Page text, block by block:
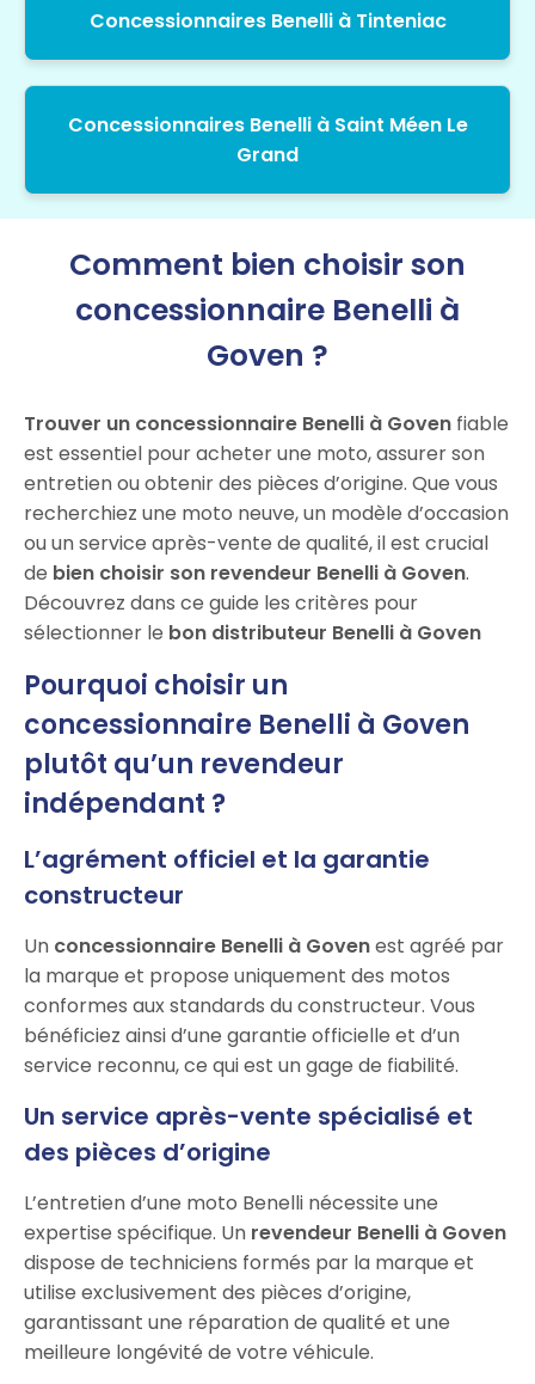
Concessionnaires Benelli à Tinteniac
Concessionnaires Benelli à Saint Méen Le
Grand
Comment bien choisir son
concessionnaire Benelli à
Goven ?
Trouver un concessionnaire Benelli à Goven fiable
est essentiel pour acheter une moto, assurer son
entretien ou obtenir des pièces d’origine. Que vous
recherchiez une moto neuve, un modèle d’occasion
ou un service après-vente de qualité, il est crucial
de bien choisir son revendeur Benelli à Goven.
Découvrez dans ce guide les critères pour
sélectionner le bon distributeur Benelli à Goven
Pourquoi choisir un
concessionnaire Benelli à Goven
plutôt qu’un revendeur
indépendant ?
L’agrément officiel et la garantie
constructeur
Un concessionnaire Benelli à Govenest agréé par
la marque et propose uniquement des motos
conformes aux standards du constructeur. Vous
bénéficiez ainsi d’une garantie officielle et d’un
service reconnu, ce qui est un gage de fiabilité.
Un service après-vente spécialisé et
des pièces d’origine
L’entretien d’une moto Benelli nécessite une
expertise spécifique. Un revendeur Benelli à Goven
dispose de techniciens formés par la marque et
utilise exclusivement des pièces d’origine,
garantissant une réparation de qualité et une
meilleure longévité de votre véhicule.